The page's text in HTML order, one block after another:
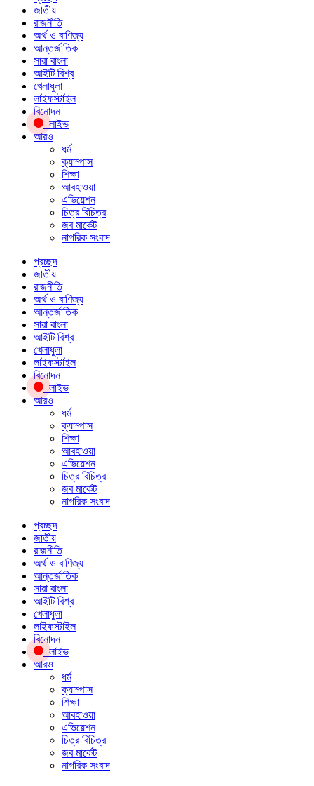
জাতীয়
রাজনীতি
অর্থ ও বাণিজ্য
আন্তর্জাতিক
সারা বাংলা
আইটি বিশ্ব
খেলাধুলা
লাইফস্টাইল
বিনোদন
লাইভ
আরও
ধর্ম
ক্যাম্পাস
শিক্ষা
আবহাওয়া
এভিয়েশন
চিত্র বিচিত্র
জব মার্কেট
নাগরিক সংবাদ
প্রচ্ছদ
জাতীয়
রাজনীতি
অর্থ ও বাণিজ্য
আন্তর্জাতিক
সারা বাংলা
আইটি বিশ্ব
খেলাধুলা
লাইফস্টাইল
বিনোদন
লাইভ
আরও
ধর্ম
ক্যাম্পাস
শিক্ষা
আবহাওয়া
এভিয়েশন
চিত্র বিচিত্র
জব মার্কেট
নাগরিক সংবাদ
প্রচ্ছদ
জাতীয়
রাজনীতি
অর্থ ও বাণিজ্য
আন্তর্জাতিক
সারা বাংলা
আইটি বিশ্ব
খেলাধুলা
লাইফস্টাইল
বিনোদন
লাইভ
আরও
ধর্ম
ক্যাম্পাস
শিক্ষা
আবহাওয়া
এভিয়েশন
চিত্র বিচিত্র
জব মার্কেট
নাগরিক সংবাদ